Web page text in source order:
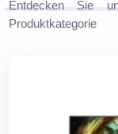
Entdecken Sie
Produktkategorie